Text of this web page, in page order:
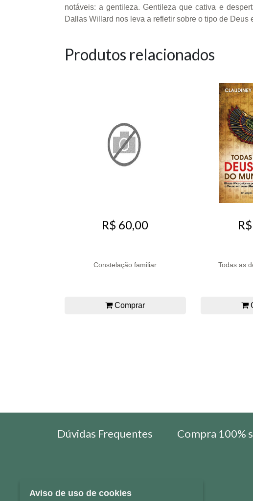
notáveis: a gentileza. Gentileza que cativa e
Dallas Willard nos leva a refletir sobre o tipo de Deus
Produtos relacionados
R$ 60,00
Constelação familiar
Comprar
Todas as
Dúvidas Frequentes Compra 100%
Aviso de uso de cookies